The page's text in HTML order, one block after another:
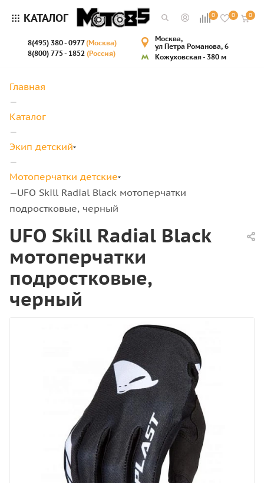
КАТАЛОГ 0 0 0
8(495) 380 - 0977(Москва)
8(800) 775 - 1852 (Россия)
Москва,
ул Петра Романова, 6
Кожуховская - 380 м
Главная
—
Каталог
—
Экип детский
—
Мотоперчатки детские
—UFO Skill Radial Black мотоперчатки
подростковые, черный
UFO Skill Radial Black
мотоперчатки
подростковые,
черный